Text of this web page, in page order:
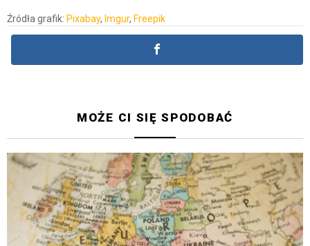
Źródła grafik: Pixabay, Imgur, Freepik
MOŻE CI SIĘ SPODOBAĆ